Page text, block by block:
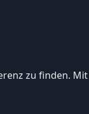
zu finden.